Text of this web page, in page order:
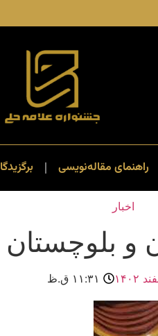
راهنمای مقاله‌نویسی
اخبار
بلوچستان
۱۱:۳۱ ق.ظ